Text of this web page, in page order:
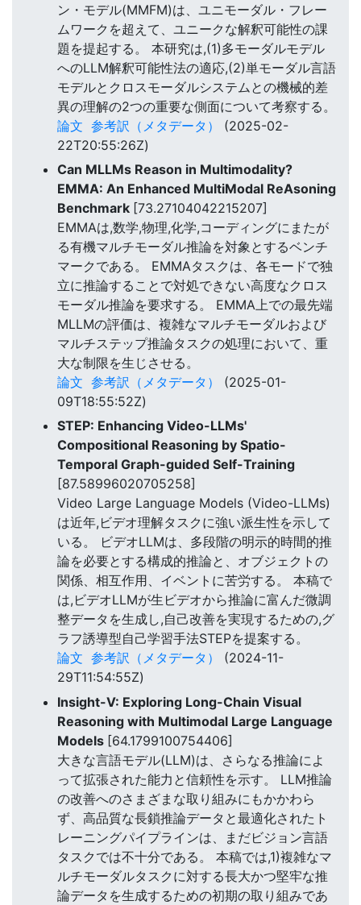
ン・モデル(MMFM)は、ユニモーダル・フレー
ムワークを超えて、ユニークな解釈可能性の課
題を提起する。 本研究は,(1)多モーダルモデル
へのLLM解釈可能性法の適応,(2)単モーダル言語
モデルとクロスモーダルシステムとの機械的差
異の理解の2つの重要な側面について考察する。
論文 参考訳（メタデータ）
(2025-02-
22T20:55:26Z)
Can MLLMs Reason in Multimodality?
EMMA: An Enhanced MultiModal ReAsoning
Benchmark [73.27104042215207]
EMMAは,数学,物理,化学,コーディングにまたが
る有機マルチモーダル推論を対象とするベンチ
マークである。 EMMAタスクは、各モードで独
立に推論することで対処できない高度なクロス
モーダル推論を要求する。 EMMA上での最先端
MLLMの評価は、複雑なマルチモーダルおよび
マルチステップ推論タスクの処理において、重
大な制限を生じさせる。
論文 参考訳（メタデータ）
(2025-01-
09T18:55:52Z)
STEP: Enhancing Video-LLMs'
Compositional Reasoning by Spatio-
Temporal Graph-guided Self-Training
[87.58996020705258]
Video Large Language Models (Video-LLMs)
は近年,ビデオ理解タスクに強い派生性を示して
いる。 ビデオLLMは、多段階の明示的時間的推
論を必要とする構成的推論と、オブジェクトの
関係、相互作用、イベントに苦労する。 本稿で
は,ビデオLLMが生ビデオから推論に富んだ微調
整データを生成し,自己改善を実現するための,グ
ラフ誘導型自己学習手法STEPを提案する。
論文 参考訳（メタデータ）
(2024-11-
29T11:54:55Z)
Insight-V: Exploring Long-Chain Visual
Reasoning with Multimodal Large Language
Models [64.1799100754406]
大きな言語モデル(LLM)は、さらなる推論によ
って拡張された能力と信頼性を示す。 LLM推論
の改善へのさまざまな取り組みにもかかわら
ず、高品質な長鎖推論データと最適化されたト
レーニングパイプラインは、まだビジョン言語
タスクでは不十分である。 本稿では,1)複雑なマ
ルチモーダルタスクに対する長大かつ堅牢な推
論データを生成するための初期の取り組みであ